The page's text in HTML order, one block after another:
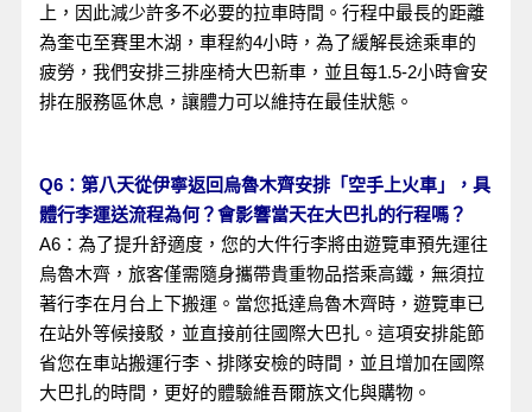
上，因此減少許多不必要的拉車時間。行程中最長的距離
為奎屯至賽里木湖，車程約4小時，為了緩解長途乘車的
疲勞，我們安排三排座椅大巴新車，並且每1.5-2小時會安
排在服務區休息，讓體力可以維持在最佳狀態。
Q6：第八天從伊寧返回烏魯木齊安排「空手上火車」，具
體行李運送流程為何？會影響當天在大巴扎的行程嗎？
A6：為了提升舒適度，您的大件行李將由遊覽車預先運往
烏魯木齊，旅客僅需隨身攜帶貴重物品搭乘高鐵，無須拉
著行李在月台上下搬運。當您抵達烏魯木齊時，遊覽車已
在站外等候接駁，並直接前往國際大巴扎。這項安排能節
省您在車站搬運行李、排隊安檢的時間，並且增加在國際
大巴扎的時間，更好的體驗維吾爾族文化與購物。